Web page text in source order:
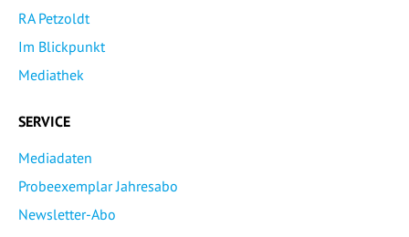
RA Petzoldt
Im Blickpunkt
Mediathek
SERVICE
Mediadaten
Probeexemplar Jahresabo
Newsletter-Abo